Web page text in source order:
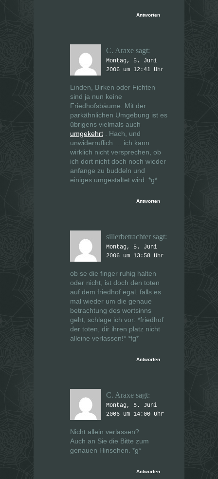
Antworten
C. Araxe sagt:
Montag, 5. Juni
2006 um 12:41 Uhr
Linden, Birken oder Fichten
sind ja nun keine
Friedhofsbäume. Mit der
parkähnlichen Umgebung ist es
übrigens vielmals auch
umgekehrt
. Hach, und
unwiderruflich … ich kann
wirklich nicht versprechen, ob
ich dort nicht doch noch wieder
anfange zu buddeln und
einiges umgestaltet wird. *g*
Antworten
sillerbetrachter sagt:
Montag, 5. Juni
2006 um 13:58 Uhr
ob se die finger ruhig halten
oder nicht, ist doch den toten
auf dem friedhof egal. falls es
mal wieder um die genaue
betrachtung des wortsinns
geht, schlage ich vor: *friedhof
der toten, dir ihren platz nicht
alleine verlassen!* *fg*
Antworten
C. Araxe sagt:
Montag, 5. Juni
2006 um 14:00 Uhr
Nicht allein verlassen?
Auch an Sie die Bitte zum
genauen Hinsehen. *g*
Antworten